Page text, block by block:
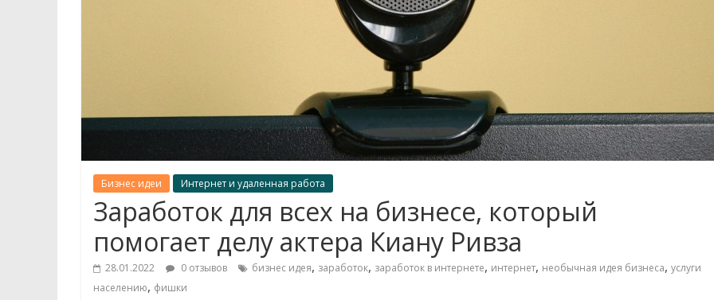
Бизнес идеи Интернет и удаленная работа
Заработок для всех на бизнесе, который
помогает делу актера Киану Ривза
28.01.2022 0 отзывов бизнес идея, заработок, заработок в интернете, интернет, необычная идея бизнеса, услуги
населению, фишки